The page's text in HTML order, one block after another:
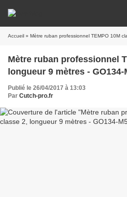
Accueil » Mètre ruban professionnel TEMPO 10M
Mètre ruban professionnel
longueur 9 mètres - GO134-
Publié le 26/04/2017 à 13:03
Par Cutch-pro.fr